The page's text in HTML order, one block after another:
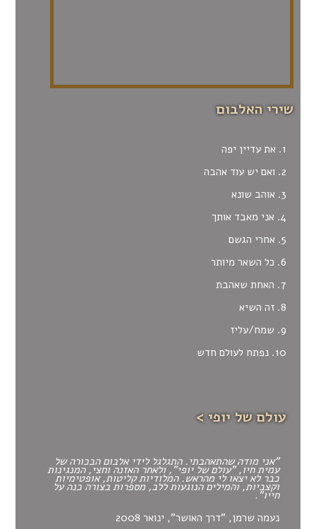
שירי האלבום
1. את עדיין יפה
2. ואם יש עוד אהבה
3. אוהב שונא
4. אני מאבד אותך
5. אחרי הגשם
6. כל השאר מיותר
7. האחת שאהבת
8. זה השיא
9. שמח/עליז
10. נפתח לעולם חדש
עולם של יופי >
"אני מודה שהתאהבתי. התגלגל לידי אלבום הבכורה של
עמית חיו, "עולם של יופי", ולאחר האזנה וחצי, המנגינות
כבר לא יצאו לי מהראש. המלודיות קליטות, אופטימיות
וקצביות, והמילים הנוגעות ללב, מספרות בצורה כנה על
חייו".
נעמה שרמן, "דרך האושר", ינואר 2008